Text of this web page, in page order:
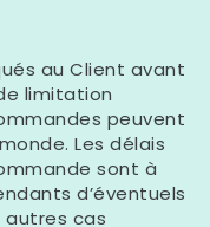
au Client avant
limitation
peuvent
Les délais
sont à
d’éventuels
autres cas